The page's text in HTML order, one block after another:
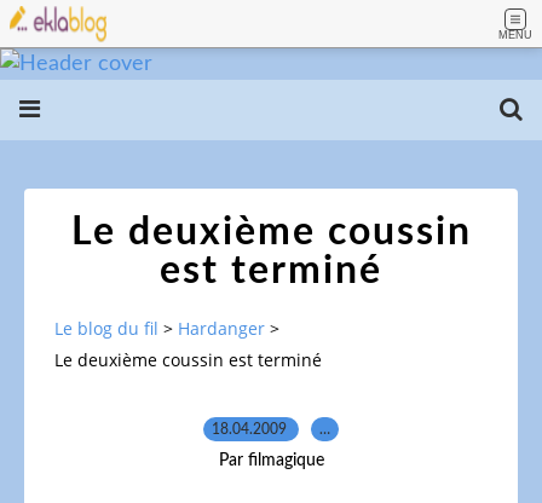
MENU
Le deuxième coussin
est terminé
Le blog du fil > Hardanger >
Le deuxième coussin est terminé
18.04.2009 …
Par filmagique